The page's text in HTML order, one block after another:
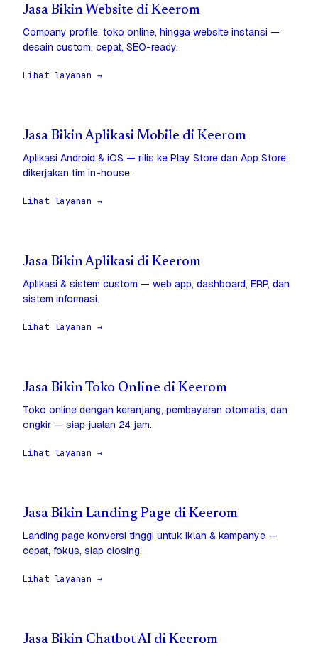
Jasa Bikin Website di Keerom
Company profile, toko online, hingga website instansi —
desain custom, cepat, SEO-ready.
Lihat layanan →
Jasa Bikin Aplikasi Mobile di Keerom
Aplikasi Android & iOS — rilis ke Play Store dan App Store,
dikerjakan tim in-house.
Lihat layanan →
Jasa Bikin Aplikasi di Keerom
Aplikasi & sistem custom — web app, dashboard, ERP, dan
sistem informasi.
Lihat layanan →
Jasa Bikin Toko Online di Keerom
Toko online dengan keranjang, pembayaran otomatis, dan
ongkir — siap jualan 24 jam.
Lihat layanan →
Jasa Bikin Landing Page di Keerom
Landing page konversi tinggi untuk iklan & kampanye —
cepat, fokus, siap closing.
Lihat layanan →
Jasa Bikin Chatbot AI di Keerom